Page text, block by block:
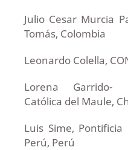
Julio Cesar Murcia
Tomás, Colombia
Leonardo Colella,
Lorena Garrido-
Católica del Maule,
Luis Sime,
Perú, Perú